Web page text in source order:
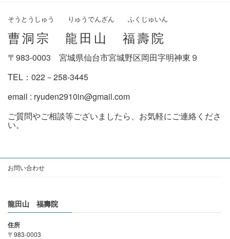
そうとうしゅう りゅうでんざん ふくじゅいん
曹洞宗 龍田山 福壽院
〒983-0003 宮城県仙台市宮城野区岡田字明神東９
TEL：022－258-3445
email : ryuden2910in@gmail.com
ご質問やご相談等ございましたら、お気軽にご連絡くださ
い。
お問い合わせ
龍田山 福壽院
住所
〒983-0003